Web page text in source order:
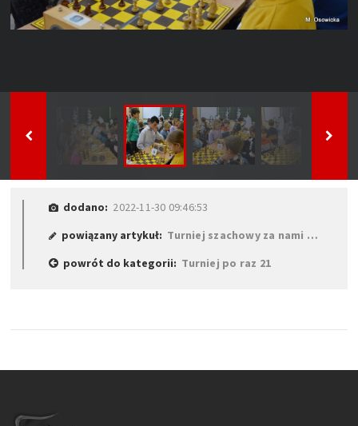
dodano: 2022-11-30 09:46:53
powiązany artykuł: Turniej szachowy za nami …
powrót do kategorii: Turniej po raz 21